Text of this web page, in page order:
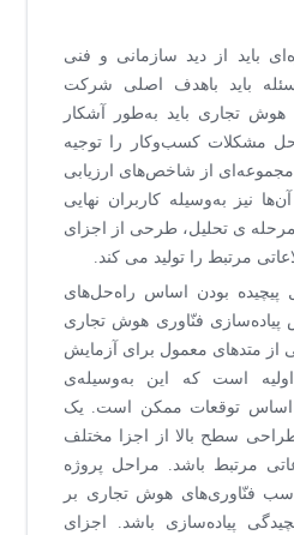
باید از دید سازمانی و فنی
باید باهدف اصلی شرکت
تجاری باید به‌طور آشکار
مشکلات کسب‌وکار را توجیه
مجموعه‌ای از شاخص‌های ارزیابی
نیز به‌وسیله کاربران نهایی
ی تحلیل، طرحی از اجزای
مرتبط را تولید می کند.
پیچیده بودن اساس راه‌حل‌های
فنّاوری هوش تجاری
از متدهای معمول برای آزمایش
است که این به‌وسیله‌ی
اساس توقعات ممکن است. یک
سطح بالا از اجزا مختلف
مرتبط باشد. مراحل پروژه
فنّاوری‌های هوش تجاری بر
پیاده‌سازی باشد. اجزای